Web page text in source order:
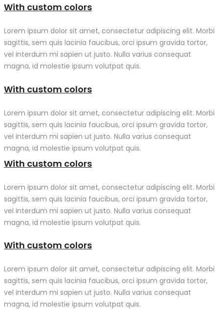
With custom colors
Lorem ipsum dolor sit amet, consectetur adipiscing elit. Morbi
sagittis, sem quis lacinia faucibus, orci ipsum gravida tortor,
vel interdum mi sapien ut justo. Nulla varius consequat
magna, id molestie ipsum volutpat quis.
With custom colors
Lorem ipsum dolor sit amet, consectetur adipiscing elit. Morbi
sagittis, sem quis lacinia faucibus, orci ipsum gravida tortor,
vel interdum mi sapien ut justo. Nulla varius consequat
magna, id molestie ipsum volutpat quis.
With custom colors
Lorem ipsum dolor sit amet, consectetur adipiscing elit. Morbi
sagittis, sem quis lacinia faucibus, orci ipsum gravida tortor,
vel interdum mi sapien ut justo. Nulla varius consequat
magna, id molestie ipsum volutpat quis.
With custom colors
Lorem ipsum dolor sit amet, consectetur adipiscing elit. Morbi
sagittis, sem quis lacinia faucibus, orci ipsum gravida tortor,
vel interdum mi sapien ut justo. Nulla varius consequat
magna, id molestie ipsum volutpat quis.